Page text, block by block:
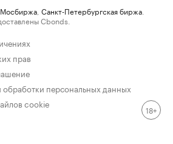
Мосбиржа Санкт-Петербургская биржа
Cbonds.
прав
персональных данных
cookie
18+